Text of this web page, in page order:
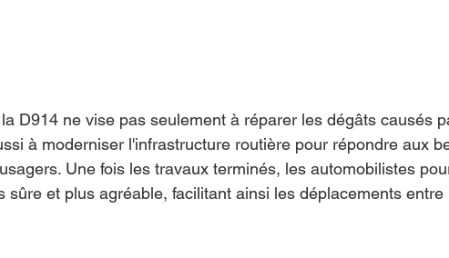
D914 ne vise pas seulement à réparer les dégâts causés
à moderniser l'infrastructure routière pour répondre aux
Une fois les travaux terminés, les automobilistes
sûre et plus agréable, facilitant ainsi les déplacements entre